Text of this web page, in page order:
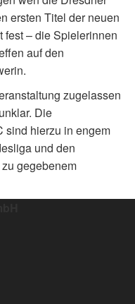
ersten Titel der neuen
fest – die Spielerinnen
auf den
zugelassen
Die
sind hierzu in engem
und den
gegebenem